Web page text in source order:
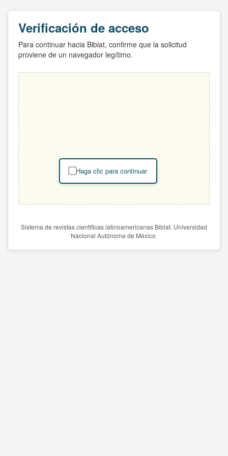
Verificación de acceso
Para continuar hacia Biblat, confirme que la solicitud
proviene de un navegador legítimo.
Haga clic para continuar
Sistema de revistas científicas latinoamericanas Biblat. Universidad
Nacional Autónoma de México.